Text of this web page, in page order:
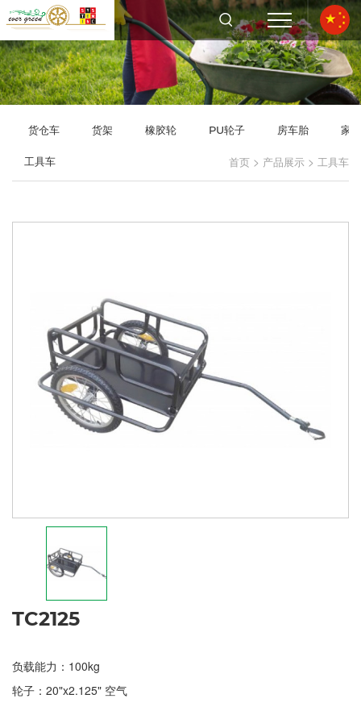
货仓车 货架 橡胶轮 PU轮子 房车胎 家
工具车 首页 > 产品展示 > 工具车
TC2125
负载能力：100kg
轮子：20"x2.125" 空气